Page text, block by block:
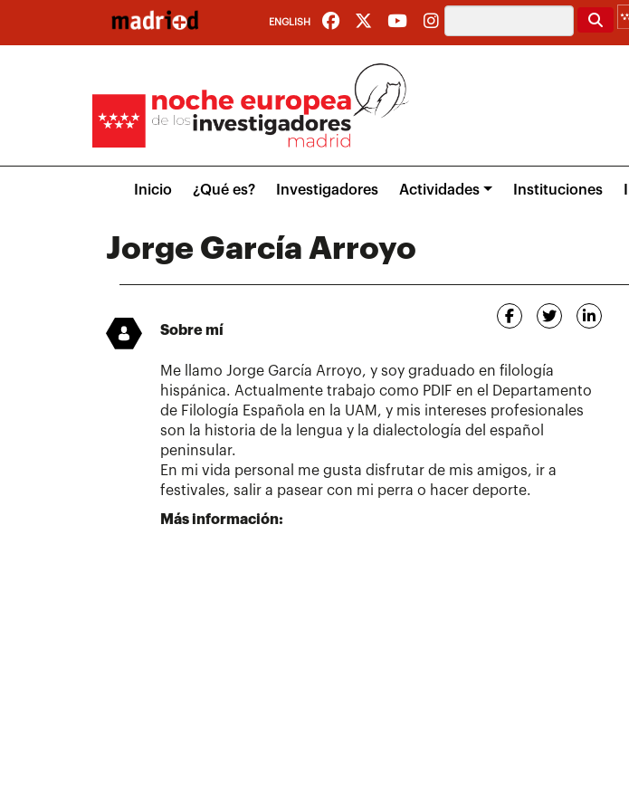
contenido
ENGLISH Buscar
menuInicio ¿Qué es? Investigadores Actividades Instituciones
Jorge García Arroyo
Sobre mí
Me llamo Jorge García Arroyo, y soy graduado en filología
hispánica. Actualmente trabajo como PDIF en el Departamento
de Filología Española en la UAM, y mis intereses profesionales
son la historia de la lengua y la dialectología del español
peninsular.
En mi vida personal me gusta disfrutar de mis amigos, ir a
festivales, salir a pasear con mi perra o hacer deporte.
Más información: